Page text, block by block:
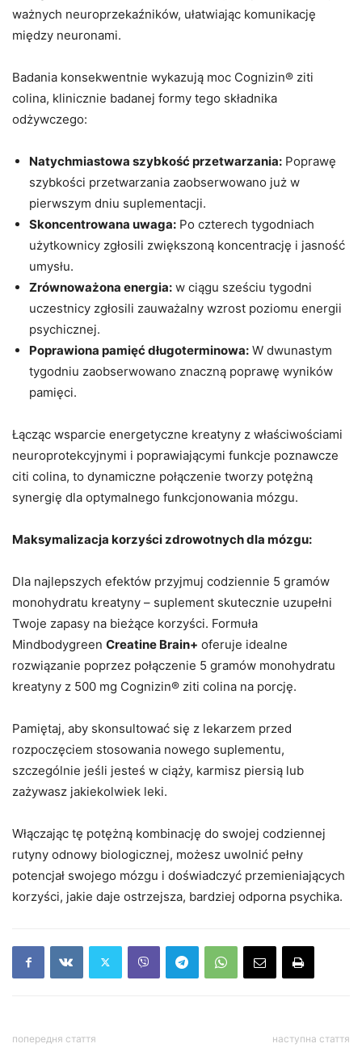
ważnych neuroprzekaźników, ułatwiając komunikację
między neuronami.
Badania konsekwentnie wykazują moc Cognizin® ziti
colina, klinicznie badanej formy tego składnika
odżywczego:
Natychmiastowa szybkość przetwarzania: Poprawę
szybkości przetwarzania zaobserwowano już w
pierwszym dniu suplementacji.
Skoncentrowana uwaga: Po czterech tygodniach
użytkownicy zgłosili zwiększoną koncentrację i jasność
umysłu.
Zrównoważona energia: w ciągu sześciu tygodni
uczestnicy zgłosili zauważalny wzrost poziomu energii
psychicznej.
Poprawiona pamięć długoterminowa: W dwunastym
tygodniu zaobserwowano znaczną poprawę wyników
pamięci.
Łącząc wsparcie energetyczne kreatyny z właściwościami
neuroprotekcyjnymi i poprawiającymi funkcje poznawcze
citi colina, to dynamiczne połączenie tworzy potężną
synergię dla optymalnego funkcjonowania mózgu.
Maksymalizacja korzyści zdrowotnych dla mózgu:
Dla najlepszych efektów przyjmuj codziennie 5 gramów
monohydratu kreatyny – suplement skutecznie uzupełni
Twoje zapasy na bieżące korzyści. Formuła
Mindbodygreen Creatine Brain+ oferuje idealne
rozwiązanie poprzez połączenie 5 gramów monohydratu
kreatyny z 500 mg Cognizin® ziti colina na porcję.
Pamiętaj, aby skonsultować się z lekarzem przed
rozpoczęciem stosowania nowego suplementu,
szczególnie jeśli jesteś w ciąży, karmisz piersią lub
zażywasz jakiekolwiek leki.
Włączając tę ​​potężną kombinację do swojej codziennej
rutyny odnowy biologicznej, możesz uwolnić pełny
potencjał swojego mózgu i doświadczyć przemieniających
korzyści, jakie daje ostrzejsza, bardziej odporna psychika.
попередня стаття наступна стаття